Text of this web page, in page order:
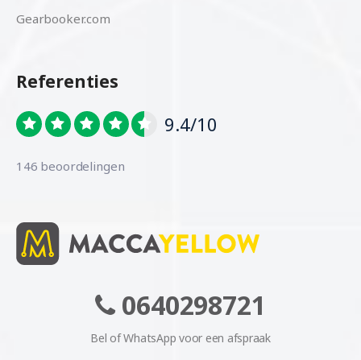
Gearbooker.com
Referenties
9.4/10
146 beoordelingen
0640298721
Bel of WhatsApp voor een afspraak